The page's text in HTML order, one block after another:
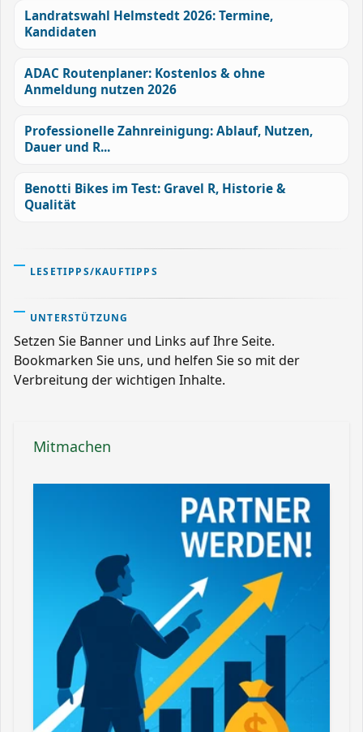
Landratswahl Helmstedt 2026: Termine,
Kandidaten
ADAC Routenplaner: Kostenlos & ohne
Anmeldung nutzen 2026
Professionelle Zahnreinigung: Ablauf, Nutzen,
Dauer und R...
Benotti Bikes im Test: Gravel R, Historie &
Qualität
LESETIPPS/KAUFTIPPS
UNTERSTÜTZUNG
Setzen Sie Banner und Links auf Ihre Seite.
Bookmarken Sie uns, und helfen Sie so mit der
Verbreitung der wichtigen Inhalte.
Mitmachen